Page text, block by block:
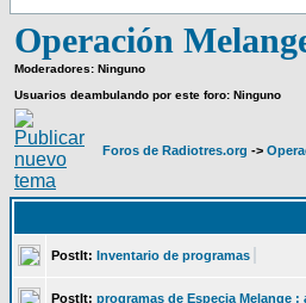
Operación
Moderadores: Ninguno
Usuarios deambulando por este foro: Ninguno
Foros de Radiotres.org ->
PostIt: Inventario de programas
PostIt: programas de Especia Melange :